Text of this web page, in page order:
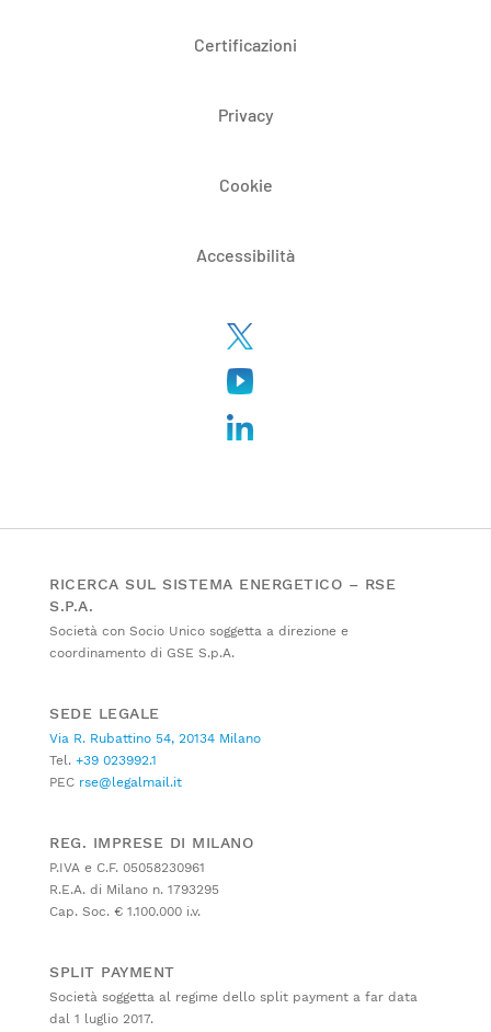
Certificazioni
Privacy
Cookie
Accessibilità
RICERCA SUL SISTEMA ENERGETICO – RSE
S.P.A.
Società con Socio Unico soggetta a direzione e
coordinamento di GSE S.p.A.
SEDE LEGALE
Via R. Rubattino 54, 20134 Milano
Tel. +39 023992.1
PEC rse@legalmail.it
REG. IMPRESE DI MILANO
P.IVA e C.F. 05058230961
R.E.A. di Milano n. 1793295
Cap. Soc. € 1.100.000 i.v.
SPLIT PAYMENT
Società soggetta al regime dello split payment a far data
dal 1 luglio 2017.